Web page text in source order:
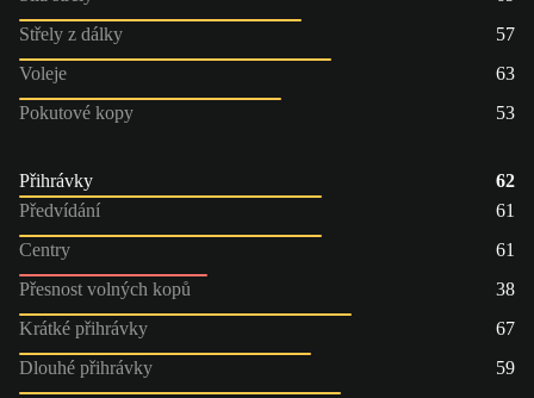
Střely z dálky
57
Voleje
63
Pokutové kopy
53
Přihrávky
62
Předvídání
61
Centry
61
Přesnost volných kopů
38
Krátké přihrávky
67
Dlouhé přihrávky
59